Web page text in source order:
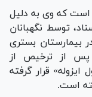
ادعا شده است که وی به دلیل
توسط نگهبانان
بیمارستان بستری
از ترخیص از
قرار گرفته
است.